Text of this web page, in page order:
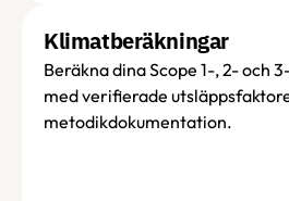
Klimatberäkningar
Beräkna dina Scope 1-, 2- och
med verifierade
metodikdokumentation.